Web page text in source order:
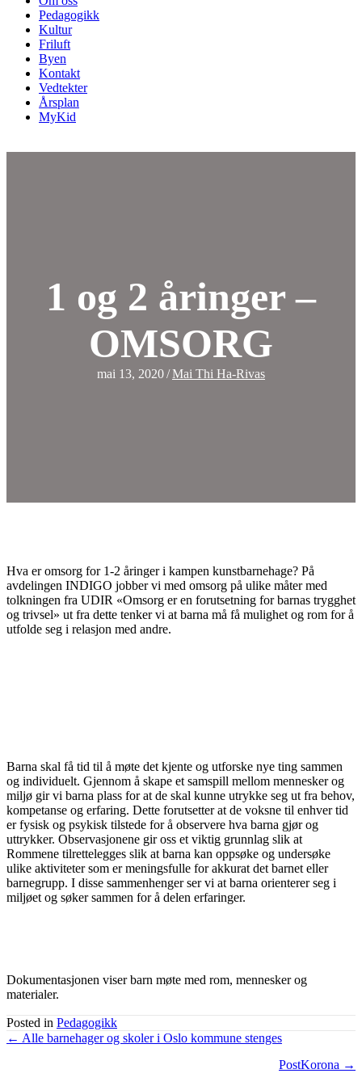
Pedagogikk
Kultur
Friluft
Byen
Kontakt
Vedtekter
Årsplan
MyKid
1 og 2 åringer –
OMSORG
mai 13, 2020/Mai Thi Ha-Rivas
Hva er omsorg for 1-2 åringer i kampen kunstbarnehage? På
avdelingen INDIGO jobber vi med omsorg på ulike måter med
tolkningen fra UDIR «Omsorg er en forutsetning for barnas trygghet
og trivsel» ut fra dette tenker vi at barna må få mulighet og rom for å
utfolde seg i relasjon med andre.
Barna skal få tid til å møte det kjente og utforske nye ting sammen
og individuelt. Gjennom å skape et samspill mellom mennesker og
miljø gir vi barna plass for at de skal kunne utrykke seg ut fra behov,
kompetanse og erfaring. Dette forutsetter at de voksne til enhver tid
er fysisk og psykisk tilstede for å observere hva barna gjør og
uttrykker. Observasjonene gir oss et viktig grunnlag slik at
Rommene tilrettelegges slik at barna kan oppsøke og undersøke
ulike aktiviteter som er meningsfulle for akkurat det barnet eller
barnegrupp. I disse sammenhenger ser vi at barna orienterer seg i
miljøet og søker sammen for å delen erfaringer.
Dokumentasjonen viser barn møte med rom, mennesker og
materialer.
Posted in Pedagogikk
Posts
← Alle barnehager og skoler i Oslo kommune stenges
PostKorona →